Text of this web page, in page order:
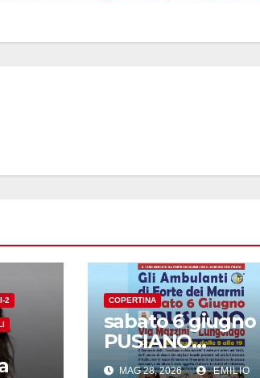
2 COPERTINA
sabato 6 giugno
PUSIANO
l’originale
MAG 28, 2026 EMILIO